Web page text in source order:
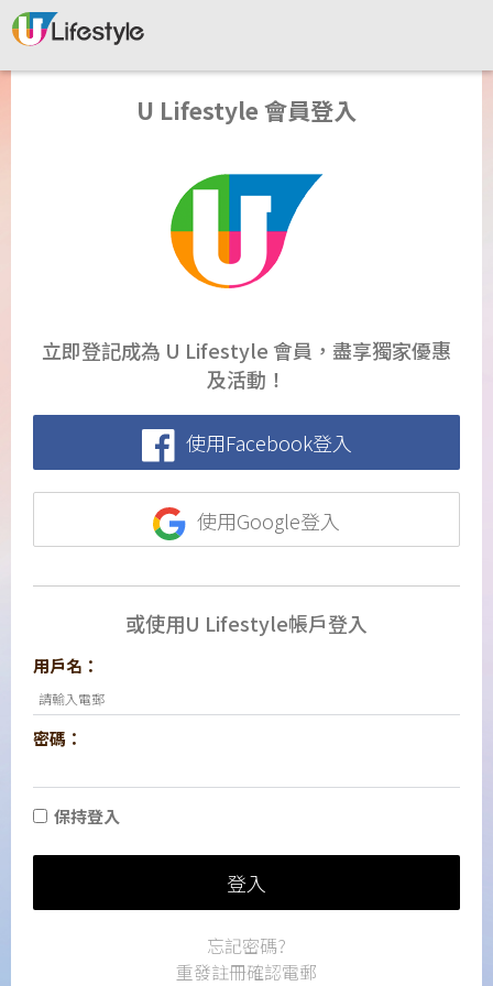
U Lifestyle 會員登入
立即登記成為 U Lifestyle 會員，盡享獨家優惠
及活動！
使用Facebook登入
使用Google登入
或使用U Lifestyle帳戶登入
用戶名：
密碼：
保持登入
登入
忘記密碼?
重發註冊確認電郵